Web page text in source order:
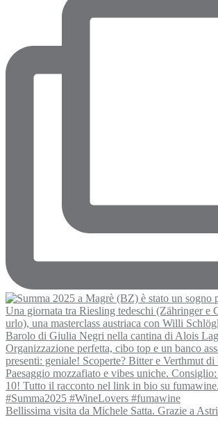
Bellissima visita da Michele Satta. Grazie a Astri